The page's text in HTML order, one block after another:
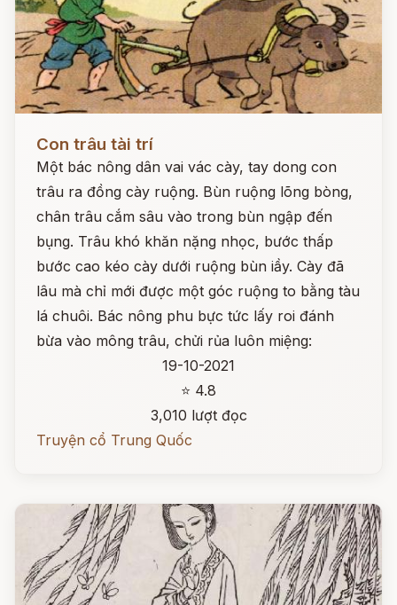
Con trâu tài trí
Một bác nông dân vai vác cày, tay dong con
trâu ra đồng cày ruộng. Bùn ruộng lõng bòng,
chân trâu cắm sâu vào trong bùn ngập đến
bụng. Trâu khó khăn nặng nhọc, bước thấp
bước cao kéo cày dưới ruộng bùn iầy. Cày đã
lâu mà chỉ mới được một góc ruộng to bằng tàu
lá chuôi. Bác nông phu bực tức lấy roi đánh
bừa vào mông trâu, chửi rủa luôn miệng:
19-10-2021
⭐ 4.8
3,010 lượt đọc
Truyện cổ Trung Quốc